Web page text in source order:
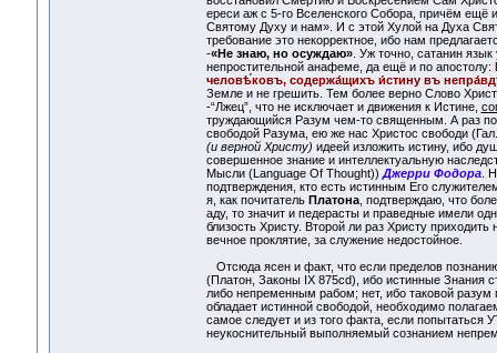
ереси аж с 5-го Вселенского Собора, причём
Святому Духу и нам». И с этой Хулой на Духа
требование это некорректное, ибо нам
-«Не знаю, но осуждаю». Уж точно, сатанин
непростительной анафеме, да ещё и по апостолу:
человѣ́ковъ, содержа́щихъ и́стину въ
Земле и не грешить. Тем более верно Слово
-“Лжец”, что не исключает и движения к Истине,
труждающийся Разум чем-то священным. А раз
свободой Разума, ею же нас Христос свободи
(и верной Христу) идеей изложить истину, ибо
совершенное знание и интеллектуальную
Мысли (Language Of Thought)) Джерри Фодора.
подтверждения, кто есть истинным Его
я, как почитатель Платона, подтверждаю, что
аду, то значит и педерасты и праведные имели
близость Христу. Второй ли раз Христу
вечное проклятие, за служение недостойное.
Отсюда ясен и факт, что если пределов
(Платон, Законы IX 875cd), ибо истинные Знания
либо непременным рабом; нет, ибо таковой разум
обладает истинной свободой, необходимо
самое следует и из того факта, если
неукоснительный выполняемый сознанием